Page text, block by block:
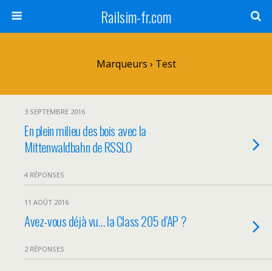
Railsim-fr.com
Marqueurs › Test
3 SEPTEMBRE 2016
En plein milieu des bois avec la
Mittenwaldbahn de RSSLO
4 RÉPONSES
11 AOÛT 2016
Avez-vous déjà vu… la Class 205 d’AP ?
2 RÉPONSES